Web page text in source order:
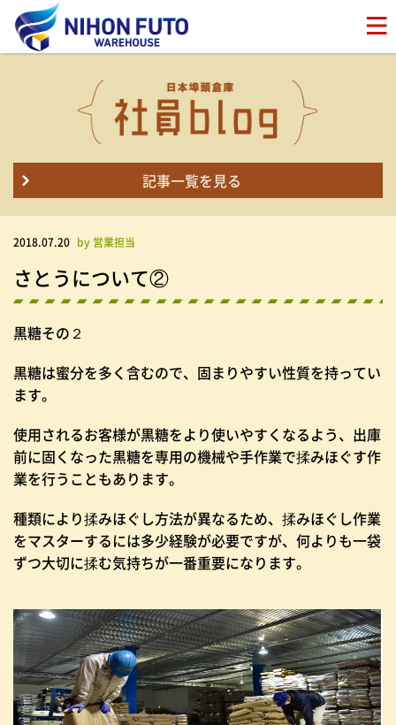
記事一覧を見る
2018.07.20 by 営業担当
さとうについて②
黒糖その２
黒糖は蜜分を多く含むので、固まりやすい性質を持ってい
ます。
使用されるお客様が黒糖をより使いやすくなるよう、出庫
前に固くなった黒糖を専用の機械や手作業で揉みほぐす作
業を行うこともあります。
種類により揉みほぐし方法が異なるため、揉みほぐし作業
をマスターするには多少経験が必要ですが、何よりも一袋
ずつ大切に揉む気持ちが一番重要になります。